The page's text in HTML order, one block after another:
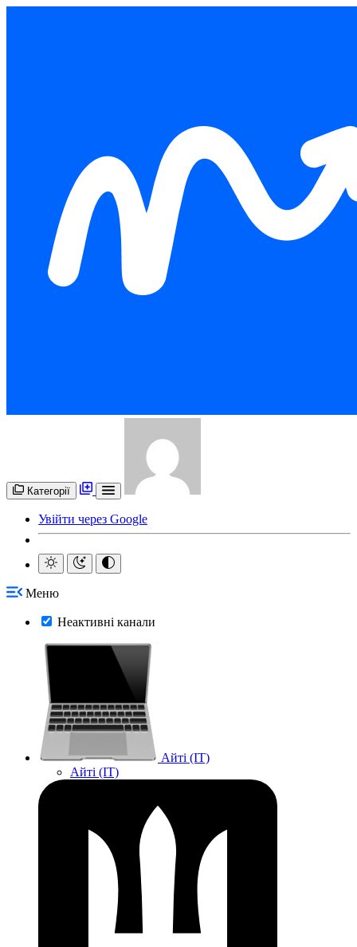
Категорії
Увійти через Google
Меню
Неактивні канали
Айті (IT)
Айті (IT)